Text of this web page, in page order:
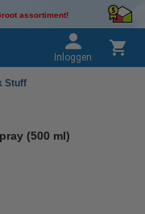
assortiment!
Inloggen
Stuff
(500 ml)